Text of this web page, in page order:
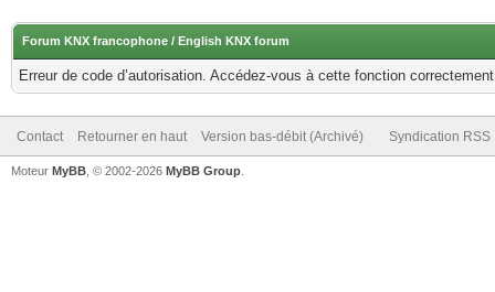
Forum KNX francophone / English KNX forum
Erreur de code d’autorisation. Accédez-vous à cette fonction
Contact Retourner en haut Version bas-débit (Archivé) Syndication RSS
Moteur MyBB , © 2002-2026 MyBB Group